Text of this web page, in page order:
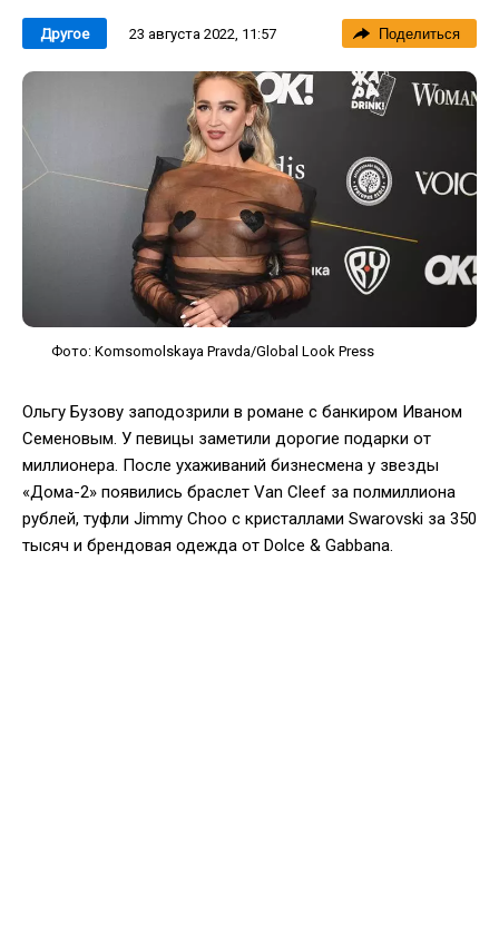
Другое 23 августа 2022, 11:57 Поделиться
Фото: Komsomolskaya Pravda/Global Look Press
Ольгу Бузову заподозрили в романе с банкиром Иваном
Семеновым. У певицы заметили дорогие подарки от
миллионера. После ухаживаний бизнесмена у звезды
«Дома-2» появились браслет Van Cleef за полмиллиона
рублей, туфли Jimmy Choo с кристаллами Swarovski за 350
тысяч и брендовая одежда от Dolce & Gabbana.